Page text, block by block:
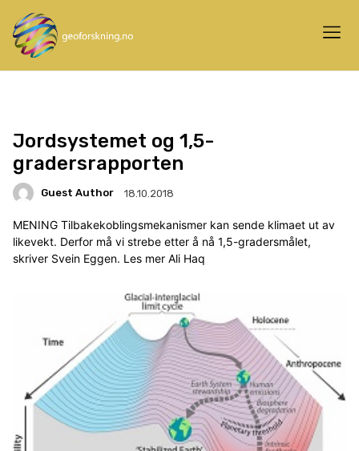
Jordsystemet og 1,5-
gradersrapporten
Guest Author 18.10.2018
MENING Tilbakekoblingsmekanismer kan sende klimaet ut av
likevekt. Derfor må vi strebe etter å nå 1,5-gradersmålet,
skriver Svein Eggen. Les mer Ali Haq